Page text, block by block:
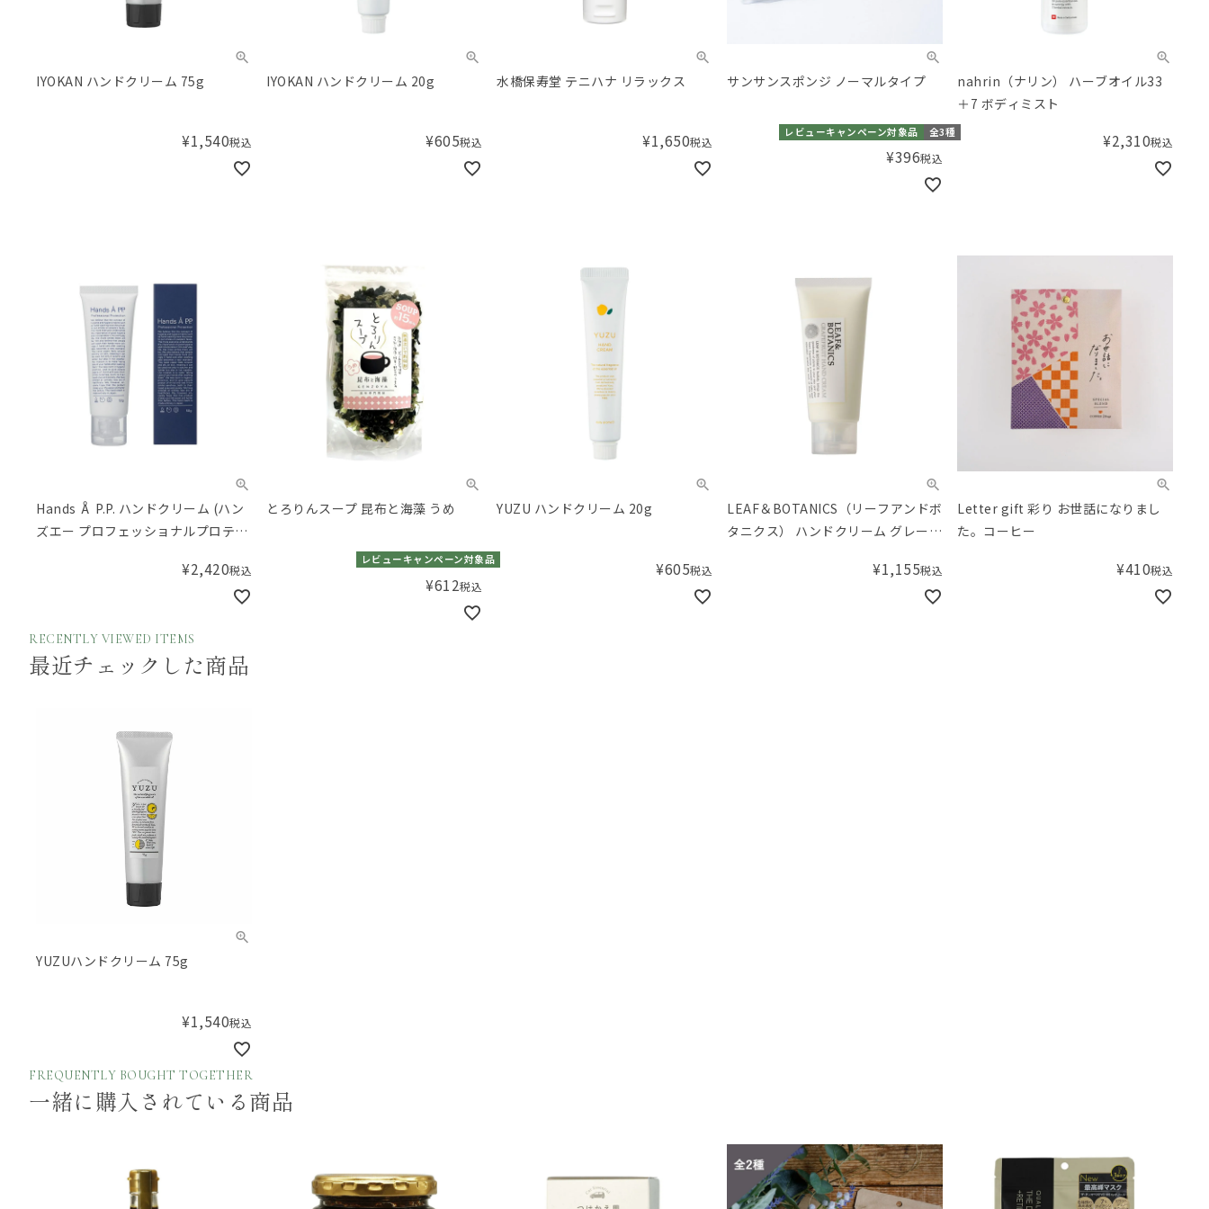
IYOKAN ハンドクリーム 75g
¥1,540税込
IYOKAN ハンドクリーム 20g
¥605税込
水橋保寿堂 テニハナ リラックス
¥1,650税込
サンサンスポンジ ノーマルタイプ
レビューキャンペーン対象品 全3種
¥396税込
nahrin（ナリン） ハーブオイル33
＋7 ボディミスト
¥2,310税込
Hands Å P.P. ハンドクリーム (ハン
ズエー プロフェッショナルプロテク
¥2,420税込
とろりんスープ 昆布と海藻 うめ
レビューキャンペーン対象品
¥612税込
YUZU ハンドクリーム 20g
¥605税込
LEAF＆BOTANICS（リーフアンドボ
タニクス） ハンドクリーム グレープ
¥1,155税込
Letter gift 彩り お世話になりまし
た。コーヒー
¥410税込
RECENTLY VIEWED ITEMS
最近チェックした商品
YUZUハンドクリーム 75g
¥1,540税込
FREQUENTLY BOUGHT TOGETHER
一緒に購入されている商品